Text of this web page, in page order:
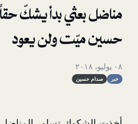
بدأ يشكّ حقاً بأنَّ صدام
ولن يعود